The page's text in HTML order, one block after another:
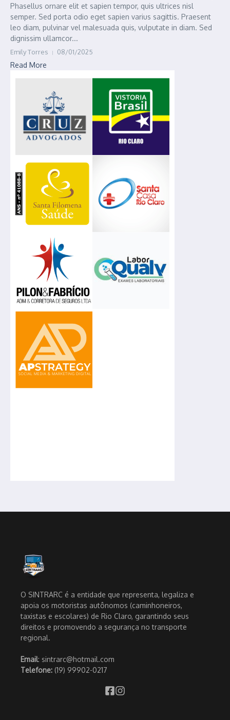
Phasellus ornare elit et sapien tempor, quis ultrices nisl
semper. Sed porta odio eget sapien varius sagittis. Praesent
leo diam, pulvinar vel malesuada quis, vulputate in diam. Sed
dignissim ullamcor...
Emily Torres 08/01/2025
Read More
O SINTRARC é a entidade que representa, legaliza e
apoia os motoristas autônomos (caminhoneiros,
taxistas e escolares) de Rio Claro, garantindo seus
direitos e promovendo a segurança no transporte
regional.
Email: sintrarc@hotmail.com
Telefone: (19) 99902-0217